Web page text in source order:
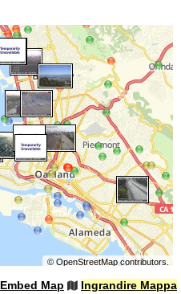
© OpenStreetMapcontributors.
Embed Map Ingrandire Mappa